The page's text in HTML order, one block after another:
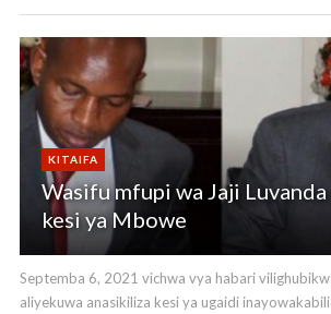
KITAIFA
Wasifu mfupi wa Jaji
kesi ya Mbowe
Septemba 6, 2021 vichwa vya habari
aliyekuwa anasikiliza kesi ya ugaidi